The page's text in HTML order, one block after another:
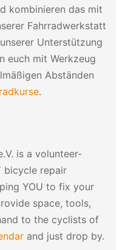
kombinieren das mit
Fahrradwerkstatt
Unterstützung
euch mit Werkzeug
Abständen
.
is a volunteer-
bicycle repair
YOU to fix your
space, tools,
to the cyclists of
and just drop by.